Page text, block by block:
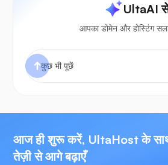
UltaAI
आपका डोमेन और होस्टिंग
आज ही शुरू करें, UltaHost के साथ
तेज़ी से आगे बढ़ाएँ